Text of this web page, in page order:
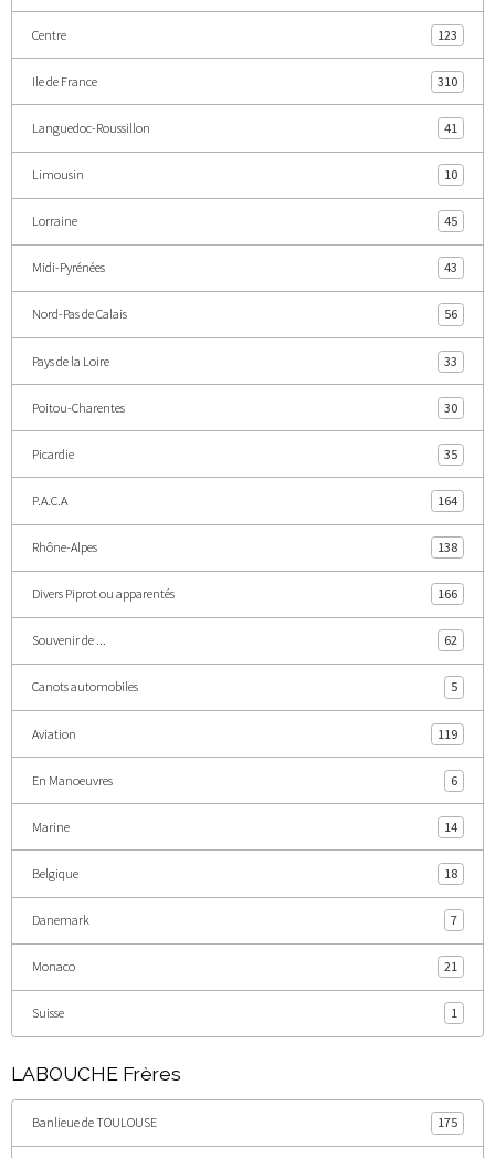
Centre 123
Ile de France 310
Languedoc-Roussillon 41
Limousin 10
Lorraine 45
Midi-Pyrénées 43
Nord-Pas de Calais 56
Pays de la Loire 33
Poitou-Charentes 30
Picardie 35
P.A.C.A 164
Rhône-Alpes 138
Divers Piprot ou apparentés 166
Souvenir de ... 62
Canots automobiles 5
Aviation 119
En Manoeuvres 6
Marine 14
Belgique 18
Danemark 7
Monaco 21
Suisse 1
LABOUCHE Frères
Banlieue de TOULOUSE 175